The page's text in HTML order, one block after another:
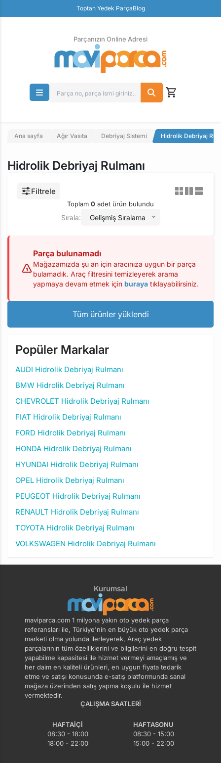
Toptan Yedek ParçaBlog
Parçanızın Online Adresi
Ana sayfa Ağır Vasıta Debriyaj Sistemi Hidrolik Debriyaj
Hidrolik Debriyaj Rulmanı
Filtrele
Toplam 0 adet ürün bulundu
Sırala: Gelişmiş Sıralama
Parça bulunamadı
Mağazamızda şu an için aracınıza uygun bir parça
bulamadık. Araç filtresini temizleyerek arama
yapmaya devam etmek için buraya tıklayabilirsiniz.
Tüm ürünler yüklendi
Popüler Markalar
AUDI Hidrolik Debriyaj Rulmanı
BMW Hidrolik Debriyaj Rulmanı
CHEVROLET Hidrolik Debriyaj Rulmanı
FIAT Hidrolik Debriyaj Rulmanı
FORD Hidrolik Debriyaj Rulmanı
HONDA Hidrolik Debriyaj Rulmanı
HYUNDAI Hidrolik Debriyaj Rulmanı
OPEL Hidrolik Debriyaj Rulmanı
PEUGEOT Hidrolik Debriyaj Rulmanı
RENAULT Hidrolik Debriyaj Rulmanı
TOYOTA Hidrolik Debriyaj Rulmanı
VOLKSWAGEN Hidrolik Debriyaj Rulmanı
Kurumsal
maviparca.com 1 milyona yakın oto yedek parça
referansları ile, Türkiye'nin en büyük oto yedek parça
marketi olma yolunda ilerleyerek, Araç yedek
parçalarının tüm özelliklerini ve bilgilerini en doğru tespit
yapabilme kapasitesi ile hizmet vermeyi amaçlamış ve
her daim en kaliteli ürünleri, en uygun fiyata tedarik
etme ve satışı konusunda e-satış platformunda sanal
mağaza üzerinden satış yapma koşulu ile hizmet
vermektedir.
ÇALIŞMA SAATLERI
HAFTAIÇI
08:30 - 18:00
18:00 - 22:00
HAFTASONU
08:30 - 15:00
15:00 - 22:00